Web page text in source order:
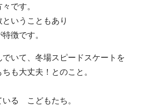
です。
いうこともあり
徴です。
いて、冬場スピードスケートを
も大丈夫！とのこと。
いる こどもたち。